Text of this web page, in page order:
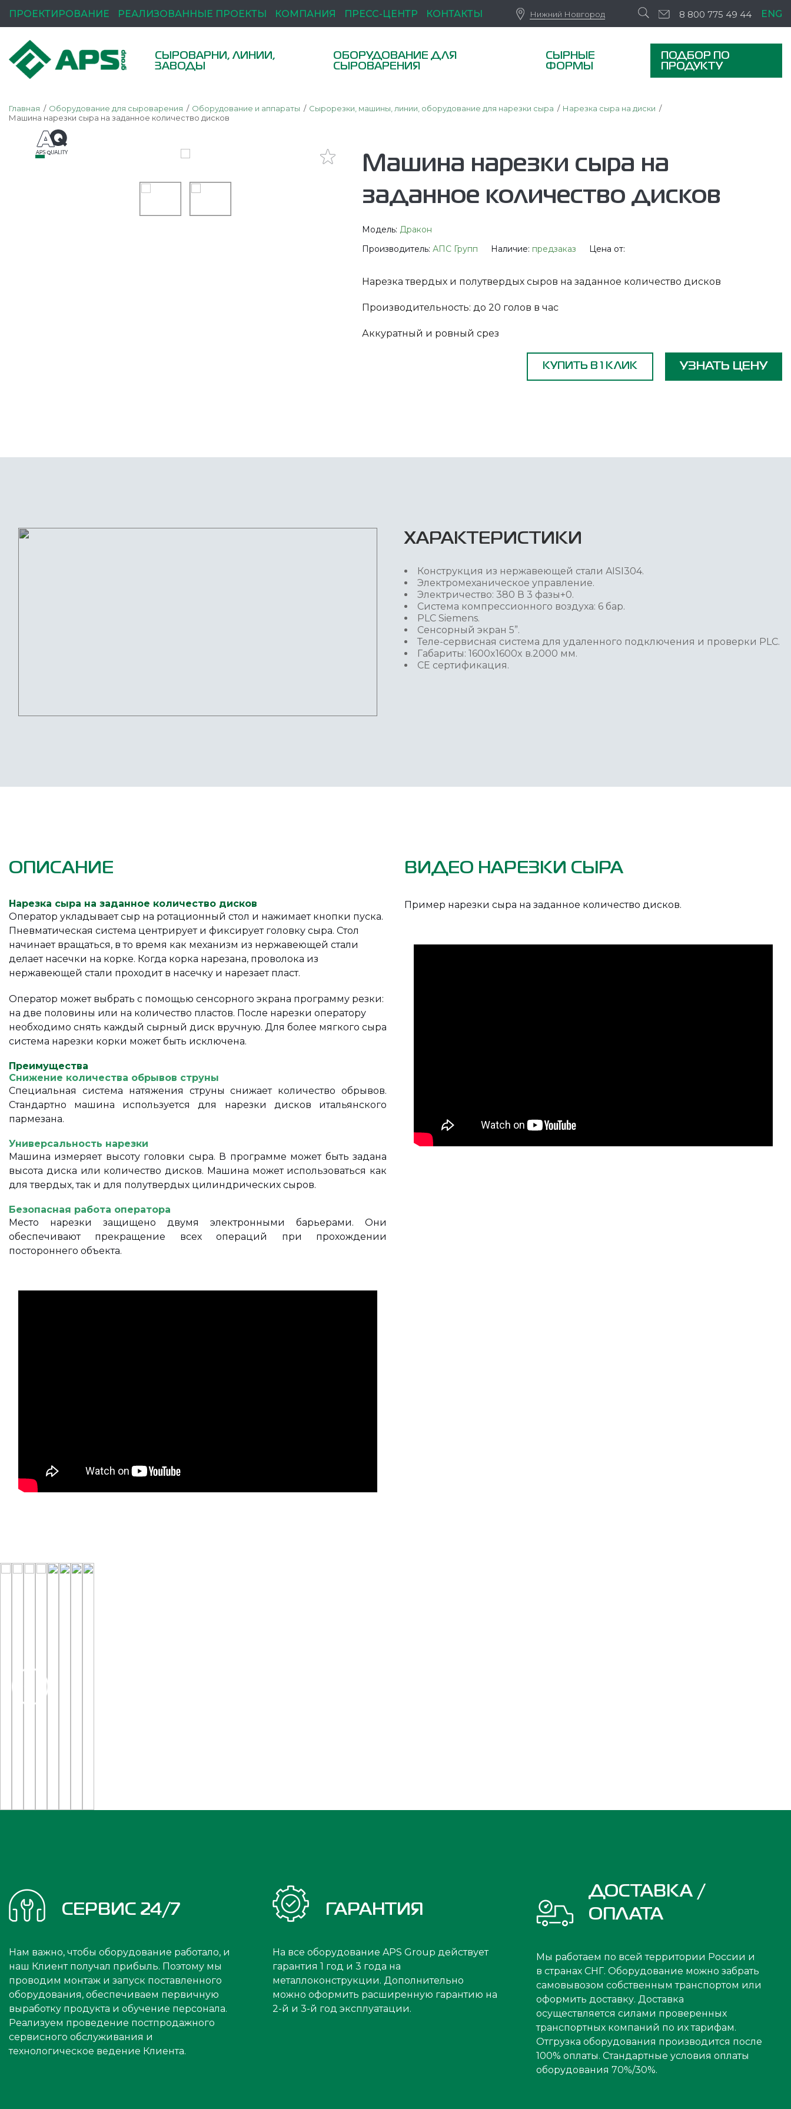
ПРОЕКТИРОВАНИЕ РЕАЛИЗОВАННЫЕ ПРОЕКТЫ КОМПАНИЯ ПРЕСС-ЦЕНТР КОНТАКТЫ Нижний Новгород 8 800 775 49 44 ENG
СЫРОВАРНИ, ЛИНИИ,
ЗАВОДЫ
ОБОРУДОВАНИЕ ДЛЯ
СЫРОВАРЕНИЯ
СЫРНЫЕ
ФОРМЫ
ПОДБОР ПО
ПРОДУКТУ
Главная Оборудование для сыроварения Оборудование и аппараты Сырорезки, машины, линии, оборудование для нарезки сыра
Нарезка сыра на диски
Машина нарезки сыра на заданное количество дисков
Машина нарезки сыра на
заданное количество дисков
Модель: Дракон
Производитель: АПС Групп Наличие: предзаказ Цена от:
Нарезка твердых и полутвердых сыров на заданное количество дисков
Производительность: до 20 голов в час
Аккуратный и ровный срез
КУПИТЬ В 1 КЛИК УЗНАТЬ ЦЕНУ
ХАРАКТЕРИСТИКИ
Конструкция из нержавеющей стали AISI304.
Электромеханическое управление.
Электричество: 380 В 3 фазы+0.
Система компрессионного воздуха: 6 бар.
PLC Siemens.
Сенсорный экран 5”.
Теле-сервисная система для удаленного подключения и проверки PLC.
Габариты: 1600x1600x в.2000 мм.
СЕ сертификация.
ОПИСАНИЕ
Нарезка сыра на заданное количество дисков
Оператор укладывает сыр на ротационный стол и нажимает кнопки пуска.
Пневматическая система центрирует и фиксирует головку сыра. Стол
начинает вращаться, в то время как механизм из нержавеющей стали
делает насечки на корке. Когда корка нарезана, проволока из
нержавеющей стали проходит в насечку и нарезает пласт.
Оператор может выбрать с помощью сенсорного экрана программу резки:
на две половины или на количество пластов. После нарезки оператору
необходимо снять каждый сырный диск вручную. Для более мягкого сыра
система нарезки корки может быть исключена.
Преимущества
Снижение количества обрывов струны
Специальная система натяжения струны снижает количество обрывов.
Стандартно машина используется для нарезки дисков итальянского
пармезана.
Универсальность нарезки
Машина измеряет высоту головки сыра. В программе может быть задана
высота диска или количество дисков. Машина может использоваться как
для твердых, так и для полутвердых цилиндрических сыров.
Безопасная работа оператора
Место нарезки защищено двумя электронными барьерами. Они
обеспечивают прекращение всех операций при прохождении
постороннего объекта.
ВИДЕО НАРЕЗКИ СЫРА
Пример нарезки сыра на заданное количество дисков.
СЕРВИС 24/7
Нам важно, чтобы оборудование работало, и
наш Клиент получал прибыль. Поэтому мы
проводим монтаж и запуск поставленного
оборудования, обеспечиваем первичную
выработку продукта и обучение персонала.
Реализуем проведение постпродажного
сервисного обслуживания и
технологическое ведение Клиента.
ГАРАНТИЯ
На все оборудование APS Group действует
гарантия 1 год и 3 года на
металлоконструкции. Дополнительно
можно оформить расширенную гарантию на
2-й и 3-й год эксплуатации.
ДОСТАВКА /
ОПЛАТА
Мы работаем по всей территории России и
в странах СНГ. Оборудование можно забрать
самовывозом собственным транспортом или
оформить доставку. Доставка
осуществляется силами проверенных
транспортных компаний по их тарифам.
Отгрузка оборудования производится после
100% оплаты. Стандартные условия оплаты
оборудования 70%/30%.